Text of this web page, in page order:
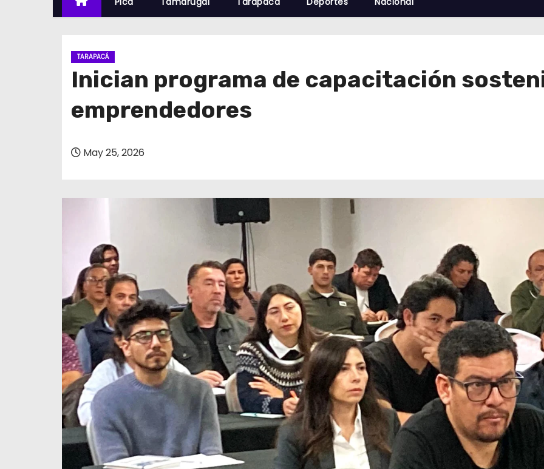
TARAPACÁ
Inician programa de capacitación
emprendedores
May 25, 2026